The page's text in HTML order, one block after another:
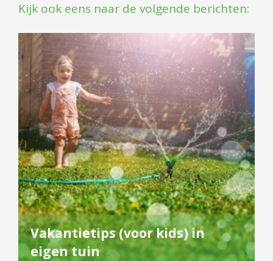
Kijk ook eens naar de volgende berichten:
Vakantietips (voor kids) in
eigen tuin